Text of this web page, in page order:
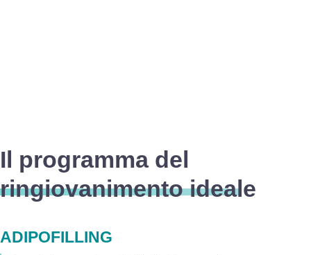
Il programma del
ringiovanimento ideale
ADIPOFILLING